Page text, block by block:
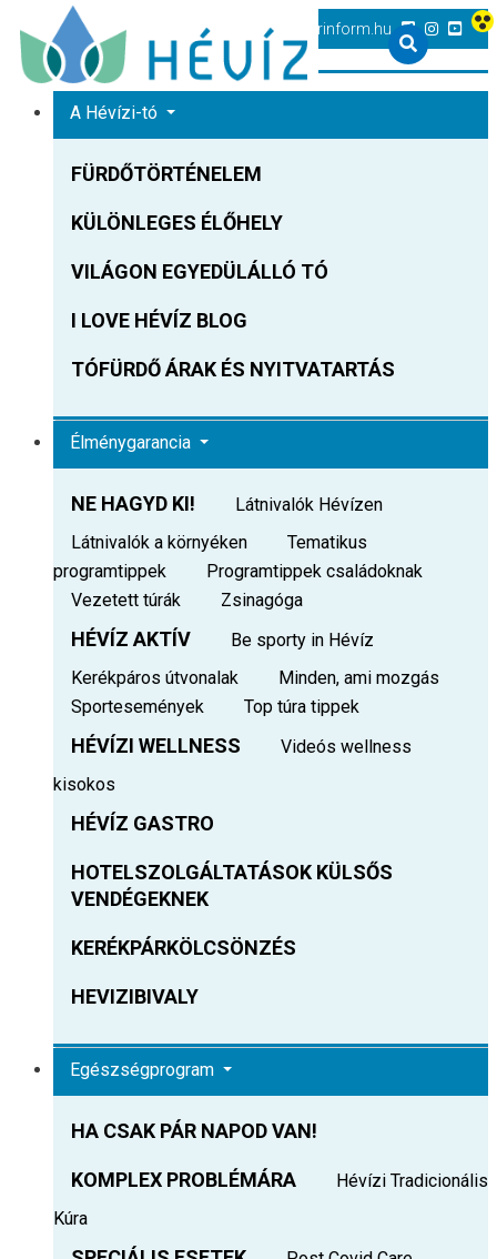
+36 83 540 131 heviz@tourinform.hu
A Hévízi-tó
FÜRDŐTÖRTÉNELEM
KÜLÖNLEGES ÉLŐHELY
VILÁGON EGYEDÜLÁLLÓ TÓ
I LOVE HÉVÍZ BLOG
TÓFÜRDŐ ÁRAK ÉS NYITVATARTÁS
Élménygarancia
NE HAGYD KI!
Látnivalók Hévízen
Látnivalók a környéken
Tematikus
programtippek
Programtippek családoknak
Vezetett túrák
Zsinagóga
HÉVÍZ AKTÍV
Be sporty in Hévíz
Kerékpáros útvonalak
Minden, ami mozgás
Sportesemények
Top túra tippek
HÉVÍZI WELLNESS
Videós wellness
kisokos
HÉVÍZ GASTRO
HOTELSZOLGÁLTATÁSOK KÜLSŐS
VENDÉGEKNEK
KERÉKPÁRKÖLCSÖNZÉS
HEVIZIBIVALY
Egészségprogram
HA CSAK PÁR NAPOD VAN!
KOMPLEX PROBLÉMÁRA
Hévízi Tradicionális
Kúra